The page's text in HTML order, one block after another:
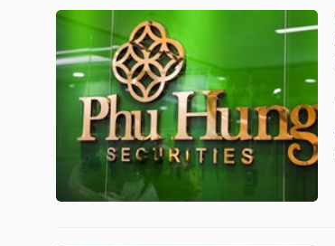
TRUY